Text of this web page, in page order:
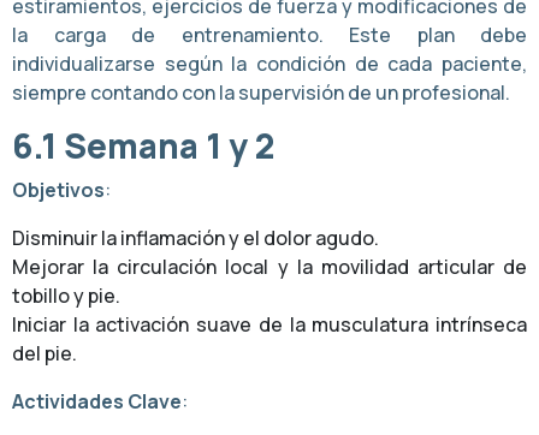
estiramientos, ejercicios de fuerza y modificaciones de
la carga de entrenamiento. Este plan debe
individualizarse según la condición de cada paciente,
siempre contando con la supervisión de un profesional.
6.1 Semana 1 y 2
Objetivos:
Disminuir la inflamación y el dolor agudo.
Mejorar la circulación local y la movilidad articular de
tobillo y pie.
Iniciar la activación suave de la musculatura intrínseca
del pie.
Actividades Clave: